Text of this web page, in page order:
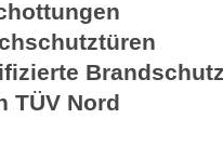
TÜV Nord